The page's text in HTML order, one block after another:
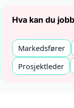
Hva kan du
Markedsfører
Prosjektleder